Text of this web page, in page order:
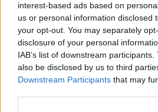
interest-based ads based on
us or personal information disclosed
your opt-out. You may separately
disclosure of your personal
IAB’s list of downstream
also be disclosed by us to third
Downstream Participants that may